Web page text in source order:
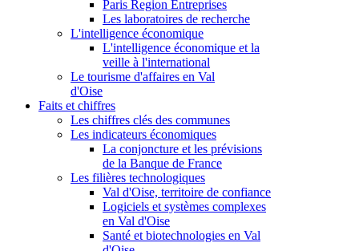
Paris Region Entreprises
Les laboratoires de recherche
L'intelligence économique
L'intelligence économique et la
veille à l'international
Le tourisme d'affaires en Val
d'Oise
Faits et chiffres
Les chiffres clés des communes
Les indicateurs économiques
La conjoncture et les prévisions
de la Banque de France
Les filières technologiques
Val d'Oise, territoire de confiance
Logiciels et systèmes complexes
en Val d'Oise
Santé et biotechnologies en Val